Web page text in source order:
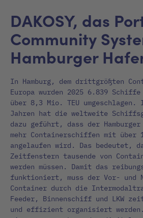
DAKOSY, das
Community
Hamburger
In Hamburg, dem drittgrößten
Europa wurden 2025 6.839
über 8,3 Mio. TEU
Jahren hat die weltweite
dazu geführt, dass der Hamburger
mehr Containerschiffen mit über
angelaufen wird. Das bedeutet,
Zeitfenstern tausende von
werden müssen. Damit das
funktioniert, muss der Vor- und
Container durch die
Feeder, Binnenschiff und LKW
und effizient organisiert